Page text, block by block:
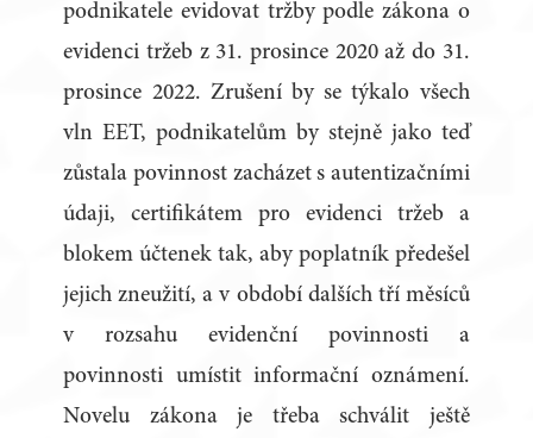
podnikatele evidovat tržby podle zákona o
evidenci tržeb z 31. prosince 2020 až do 31.
prosince 2022. Zrušení by se týkalo všech
vln EET, podnikatelům by stejně jako teď
zůstala povinnost zacházet s autentizačními
údaji, certifikátem pro evidenci tržeb a
blokem účtenek tak, aby poplatník předešel
jejich zneužití, a v období dalších tří měsíců
v rozsahu evidenční povinnosti a
povinnosti umístit informační oznámení.
Novelu zákona je třeba schválit ještě